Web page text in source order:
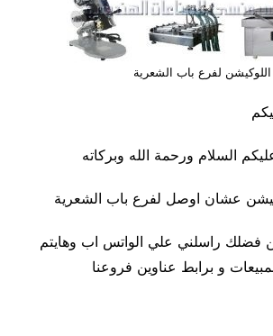
اللوكيشن لفرع باب الشعرية
السلام ورحمة الله وبركاته
عشان اوصل لفرع باب الشعرية
فضلك راسلني علي الواتس اب وهايتم
و برابط عناوين فروعنا